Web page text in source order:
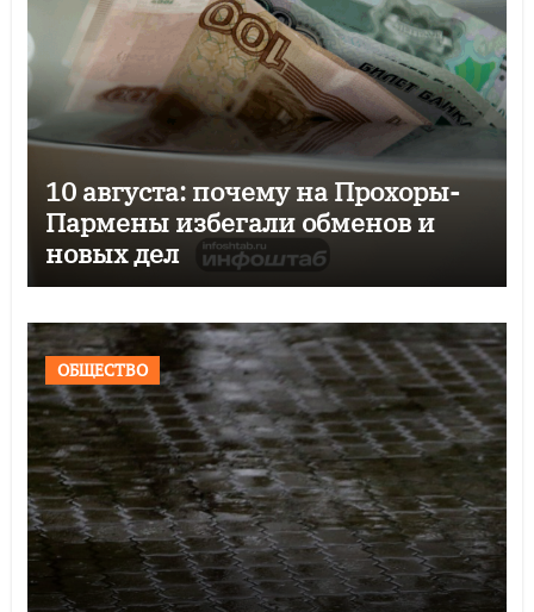
10 августа: почему на Прохоры-
Пармены избегали обменов и
новых дел
ОБЩЕСТВО